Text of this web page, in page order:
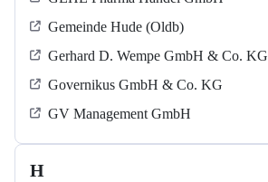
Gemeinde Hude (Oldb)
Gerhard D. Wempe GmbH & Co. KG
Governikus GmbH & Co. KG
GV Management GmbH
H